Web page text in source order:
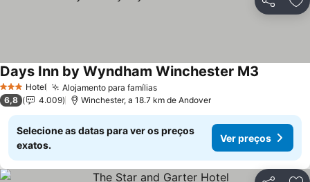
Partilhar
3 EstrelasHotel Alojamento para famíliasVer preços
Days Inn by Wyndham Winchester M3
6,8 4.009 Winchester, a 18.7 km de Andover
Selecione as datas para ver os preços
exatos.
Ver preços